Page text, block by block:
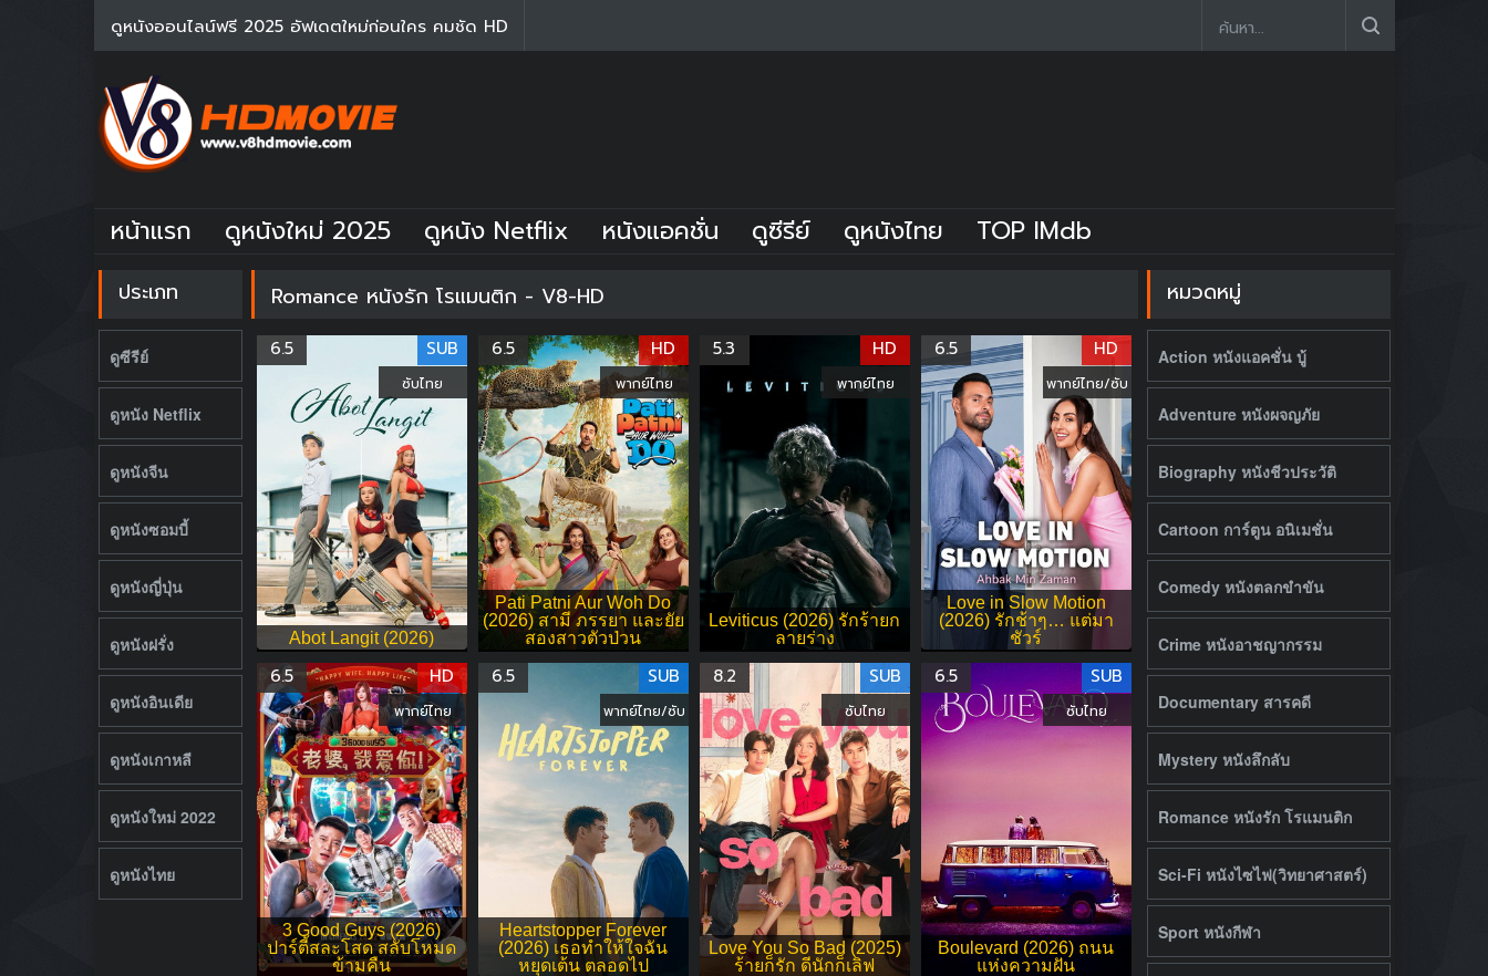
ดูหนังออนไลน์ฟรี 2025 อัฟเดตใหม่ก่อนใคร คมชัด HD
หน้าแรก ดูหนังใหม่ 2025 ดูหนัง Netflix หนังแอคชั่น ดูซีรีย์ ดูหนังไทย TOP IMdb
ประเภท
ดูซีรีย์
ดูหนัง Netflix
ดูหนังจีน
ดูหนังซอมบี้
ดูหนังญี่ปุ่น
ดูหนังฝรั่ง
ดูหนังอินเดีย
ดูหนังเกาหลี
ดูหนังใหม่ 2022
ดูหนังไทย
Romance หนังรัก โรแมนติก - V8-HD
Abot Langit (2026)
6.5 SUB
ซับไทย
Pati Patni Aur Woh Do
(2026) สามี ภรรยา และยัย
สองสาวตัวป่วน
6.5 HD
พากย์ไทย
Leviticus (2026) รักร้ายก
ลายร่าง
5.3 HD
พากย์ไทย
Love in Slow Motion
(2026) รักช้าๆ… แต่มา
ชัวร์
6.5 HD
พากย์ไทย/ซับ
3 Good Guys (2026)
ปาร์ตี้สละโสด สลับโหมด
ข้ามคืน
6.5 HD
พากย์ไทย
Heartstopper Forever
(2026) เธอทำให้ใจฉัน
หยุดเต้น ตลอดไป
6.5 SUB
พากย์ไทย/ซับ
Love You So Bad (2025)
ร้ายก็รัก ดีนักก็เลิฟ
8.2 SUB
ซับไทย
Boulevard (2026) ถนน
แห่งความฝัน
6.5 SUB
ซับไทย
หมวดหมู่
Action หนังแอคชั่น บู้
Adventure หนังผจญภัย
Biography หนังชีวประวัติ
Cartoon การ์ตูน อนิเมชั่น
Comedy หนังตลกขำขัน
Crime หนังอาชญากรรม
Documentary สารคดี
Mystery หนังลึกลับ
Romance หนังรัก โรแมนติก
Sci-Fi หนังไซไฟ(วิทยาศาสตร์)
Sport หนังกีฬา